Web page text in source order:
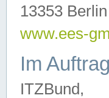
13353 Berlin
www.ees-
Im
ITZBund,